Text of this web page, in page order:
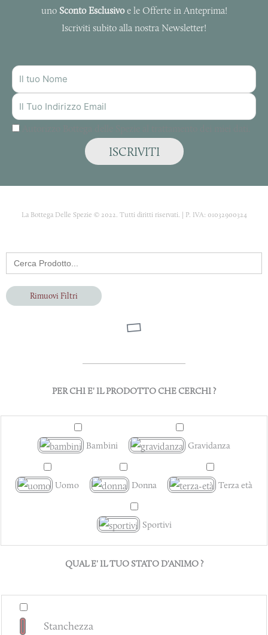
uno Sconto Esclusivoe le Offerte in Anteprima!
Iscriviti subito alla nostra Newsletter!
NOME
INDIRIZZO
MAIL
ISCRIVITI
La Bottega Delle Spezie © 2022. Tutti diritti riservati. | P. IVA: 01032900324
Search
for:
Rimuovi Filtri
PER CHI E' IL PRODOTTO CHE CERCHI ?
Bambini Gravidanza
Uomo Donna Terza età
Sportivi
QUAL E' IL TUO STATO D'ANIMO ?
Stanchezza